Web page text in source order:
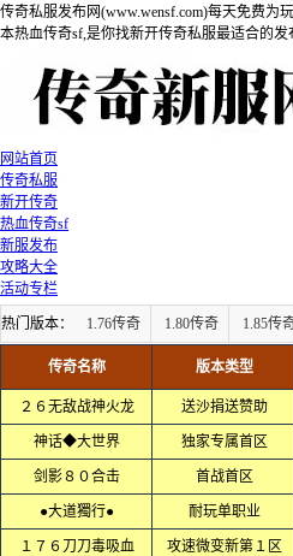
传奇私服发布网(www.wensf.com)每天免费为
本热血传奇sf,是你找新开传奇私服最适合的发
网站首页
传奇私服
新开传奇
热血传奇sf
新服发布
攻略大全
活动专栏
热门版本： 1.76传奇 1.80传奇 1.85传
传奇名称 版本类型
２６无敌战神火龙 送沙捐送赞助
神话◆大世界 独家专属首区
剑影８０合击 首战首区
●大道獨行● 耐玩单职业
１７６刀刀毒吸血 攻速微变新第１区